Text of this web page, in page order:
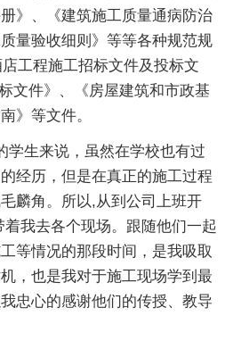
》、《建筑施工质量通病防治
量验收细则》等等各种规范规
工程施工招标文件及投标文
文件》、《房屋建筑和市政基
》等文件。
学生来说，虽然在学校也有过
经历，但是在真正的施工过程
麟角。所以,从到公司上班开
我去各个现场。跟随他们一起
等情况的那段时间，是我吸取
，也是我对于施工现场学到最
忠心的感谢他们的传授、教导